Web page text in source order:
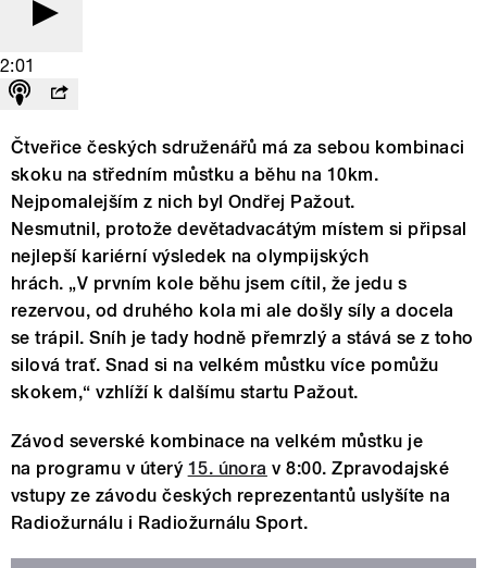
2:01
Čtveřice českých sdruženářů má za sebou kombinaci
skoku na středním můstku a běhu na 10km.
Nejpomalejším z nich byl Ondřej Pažout.
Nesmutnil, protože devětadvacátým místem si připsal
nejlepší kariérní výsledek na olympijských
hrách. „V prvním kole běhu jsem cítil, že jedu s
rezervou, od druhého kola mi ale došly síly a docela
se trápil. Sníh je tady hodně přemrzlý a stává se z toho
silová trať. Snad si na velkém můstku více pomůžu
skokem,“ vzhlíží k dalšímu startu Pažout.
Závod severské kombinace na velkém můstku je
na programu v úterý 15. února v 8:00. Zpravodajské
vstupy ze závodu českých reprezentantů uslyšíte na
Radiožurnálu i Radiožurnálu Sport.